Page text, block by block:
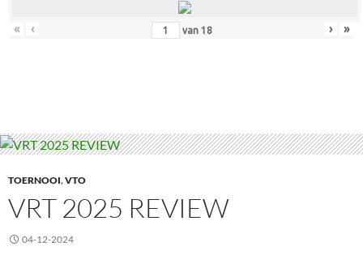
« ‹ van 18 › »
TOERNOOI,VTO
VRT 2025 REVIEW
04-12-2024